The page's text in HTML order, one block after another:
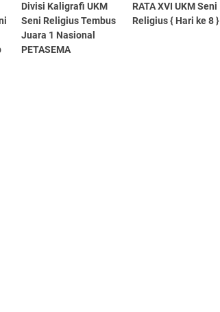
Divisi Kaligrafi UKM
Seni Religius Tembus
Juara 1 Nasional
PETASEMA
RATA XVI UKM Seni
Religius { Hari ke 8 }